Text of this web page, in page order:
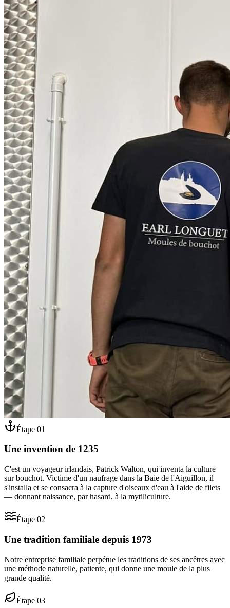
Étape 01
Une invention de 1235
C'est un voyageur irlandais, Patrick Walton, qui inventa la culture
sur bouchot. Victime d'un naufrage dans la Baie de l'Aiguillon, il
s'installa et se consacra à la capture d'oiseaux d'eau à l'aide de filets
— donnant naissance, par hasard, à la mytiliculture.
Étape 02
Une tradition familiale depuis 1973
Notre entreprise familiale perpétue les traditions de ses ancêtres avec
une méthode naturelle, patiente, qui donne une moule de la plus
grande qualité.
Étape 03